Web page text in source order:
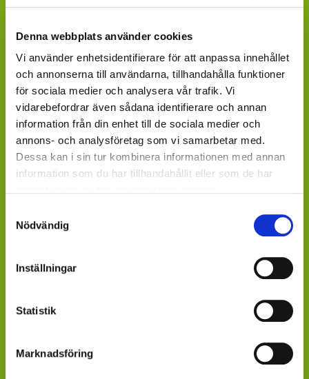
Denna webbplats använder cookies
Vi använder enhetsidentifierare för att anpassa innehållet
och annonserna till användarna, tillhandahålla funktioner
för sociala medier och analysera vår trafik. Vi
vidarebefordrar även sådana identifierare och annan
information från din enhet till de sociala medier och
annons- och analysföretag som vi samarbetar med.
Dessa kan i sin tur kombinera informationen med annan
information som du har tillhandahållit eller som de har
Nödvändig
Inställningar
Statistik
Marknadsföring
Våra produkter finns under säsong tillgängliga att
av växter och blommor.
GARDENCENTER: Blomsterlandet, Granngården,
Hornbach, Plantagen, Bauhaus, Bogrönt och många
fristående GardenCenter och Handelsträdgårdar.
tillhandahåller ett begränsat utbud.
BLOMSTERBUTIKER: Blomster- och Livsstilsbutiker
Kontakta din kundansvarige säljare på Mäster Grön.
info@mastergron.se
tillhandahåller våra växter under säsong